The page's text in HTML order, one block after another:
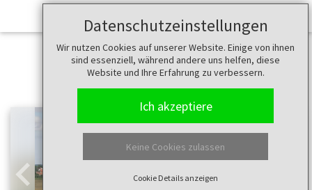
Datenschutzeinstellungen
Wir nutzen Cookies auf unserer Website. Einige von ihnen
sind essenziell, während andere uns helfen, diese
Website und Ihre Erfahrung zu verbessern.
Ich akzeptiere
Keine Cookies zulassen
Cookie Details anzeigen
Zurück